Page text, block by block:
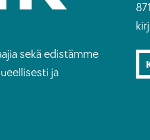
sekä edistämme
ja